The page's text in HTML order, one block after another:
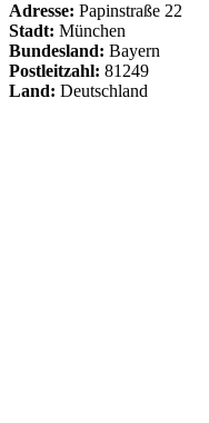
Adresse: Papinstraße 22
Stadt: München
Bundesland: Bayern
Postleitzahl: 81249
Land: Deutschland